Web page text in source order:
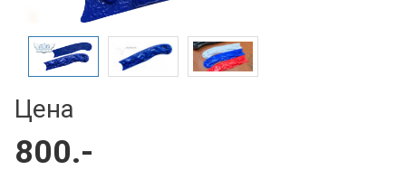
Цена
800.-